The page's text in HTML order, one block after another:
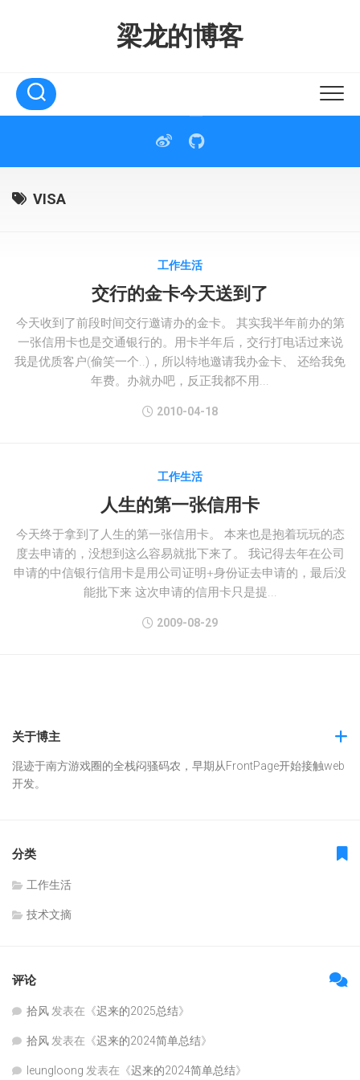
梁龙的博客
VISA
工作生活
交行的金卡今天送到了
今天收到了前段时间交行邀请办的金卡。 其实我半年前办的第
一张信用卡也是交通银行的。用卡半年后，交行打电话过来说
我是优质客户(偷笑一个..)，所以特地邀请我办金卡、 还给我免
年费。办就办吧，反正我都不用...
2010-04-18
工作生活
人生的第一张信用卡
今天终于拿到了人生的第一张信用卡。 本来也是抱着玩玩的态
度去申请的，没想到这么容易就批下来了。 我记得去年在公司
申请的中信银行信用卡是用公司证明+身份证去申请的，最后没
能批下来 这次申请的信用卡只是提...
2009-08-29
关于博主
混迹于南方游戏圈的全栈闷骚码农，早期从FrontPage开始接触web
开发。
分类
工作生活
技术文摘
评论
拾风 发表在《迟来的2025总结》
拾风 发表在《迟来的2024简单总结》
leungloong 发表在《迟来的2024简单总结》